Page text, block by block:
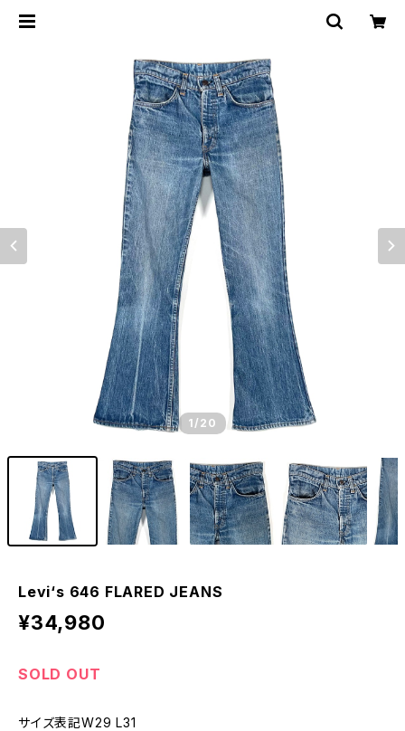
1 /20
Levi‘s 646 FLARED JEANS
¥34,980
SOLD OUT
サイズ表記W29 L31